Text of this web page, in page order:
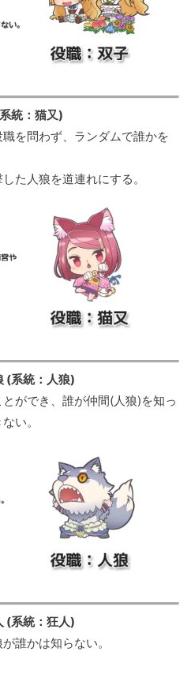
統：猫又)
を問わず、ランダムで誰かを
た人狼を道連れにする。
統：人狼)
ができ、誰が仲間(人狼)を知っ
い。
統：狂人)
誰かは知らない。